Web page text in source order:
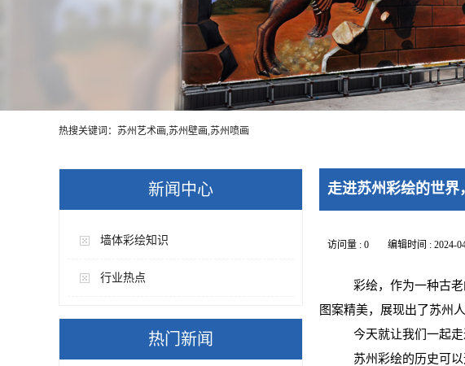
热搜关键词：苏州艺术画,苏州壁画,苏州喷画
新闻中心
墙体彩绘知识
行业热点
热门新闻
走进苏州彩绘的世
访问量 : 0 编辑时间 : 2024-
彩绘，作为一种古老
图案精美，展现出了苏州
今天就让我们一起走
苏州彩绘的历史可